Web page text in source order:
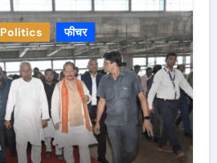
Politics फीचर